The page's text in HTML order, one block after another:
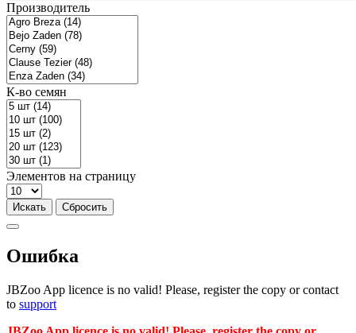
Производитель
К-во семян
Элементов на страницу
Ошибка
JBZoo App licence is no valid! Please, register the copy or contact
to support